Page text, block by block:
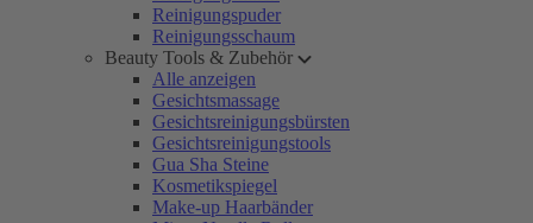
Reinigungspuder
Reinigungsschaum
Beauty Tools & Zubehör
Alle anzeigen
Gesichtsmassage
Gesichtsreinigungsbürsten
Gesichtsreinigungstools
Gua Sha Steine
Kosmetikspiegel
Make-up Haarbänder